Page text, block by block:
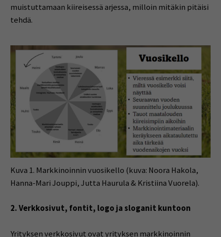
muistuttamaan kiireisessä arjessa, milloin mitäkin pitäisi
tehdä.
Kuva 1. Markkinoinnin vuosikello (kuva: Noora Hakola,
Hanna-Mari Jouppi, Jutta Haurula & Kristiina Vuorela).
2. Verkkosivut, fontit, logo ja sloganit kuntoon
Yrityksen verkkosivut ovat yrityksen markkinoinnin